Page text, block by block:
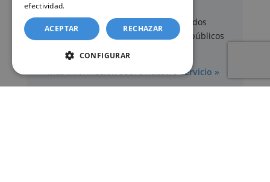
Los documentos oficiales son expedidos
exclusivamente por los organismos públicos
correspondientes.
Más información sobre nuestro servicio »
efectividad.
ACEPTAR RECHAZAR
CONFIGURAR